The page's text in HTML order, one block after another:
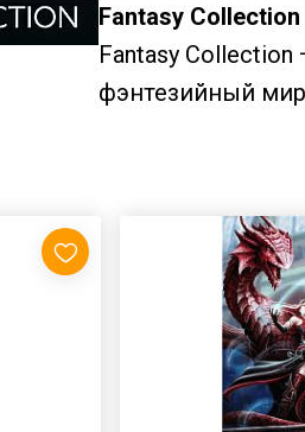
Fantasy Collection
Fantasy
фэнтезийный